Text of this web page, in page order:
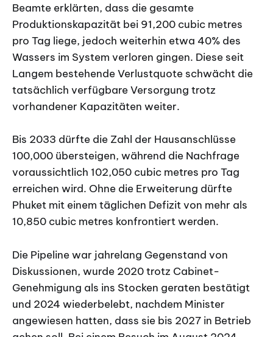
Beamte erklärten, dass die gesamte
Produktionskapazität bei 91,200 cubic metres
pro Tag liege, jedoch weiterhin etwa 40% des
Wassers im System verloren gingen. Diese seit
Langem bestehende Verlustquote schwächt die
tatsächlich verfügbare Versorgung trotz
vorhandener Kapazitäten weiter.
Bis 2033 dürfte die Zahl der Hausanschlüsse
100,000 übersteigen, während die Nachfrage
voraussichtlich 102,050 cubic metres pro Tag
erreichen wird. Ohne die Erweiterung dürfte
Phuket mit einem täglichen Defizit von mehr als
10,850 cubic metres konfrontiert werden.
Die Pipeline war jahrelang Gegenstand von
Diskussionen, wurde 2020 trotz Cabinet-
Genehmigung als ins Stocken geraten bestätigt
und 2024 wiederbelebt, nachdem Minister
angewiesen hatten, dass sie bis 2027 in Betrieb